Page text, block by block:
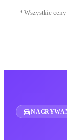
* Wszystkie